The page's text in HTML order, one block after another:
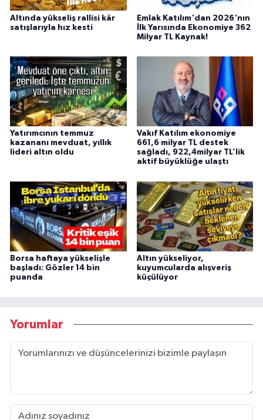
Altında yükseliş rallisi kâr
satışlarıyla hız kesti
Emlak Katılım'dan 2026'nın
İlk Yarısında Ekonomiye 362
Milyar TL Kaynak!
Yatırımcının temmuz
kazananı mevduat, yıllık
lideri altın oldu
Vakıf Katılım ekonomiye
661,6 milyar TL destek
sağladı, 922,4milyar TL’lik
aktif büyüklüğe ulaştı
Borsa haftaya yükselişle
başladı: Gözler 14 bin
puanda
Altın yükseliyor,
kuyumcularda alışveriş
küçülüyor
Yorumlar